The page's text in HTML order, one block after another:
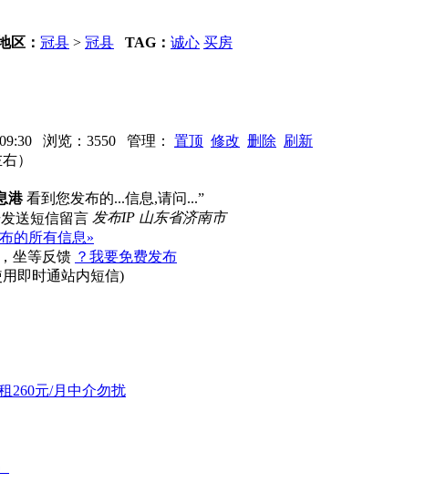
区： 冠县 > 冠县 TAG： 诚心 买房
浏览：3550 管理： 置顶 修改 删除 刷新
）
港看到您发布的...信息,请问...”
发布IP 山东省济南市
的所有信息»
坐等反馈 ？我要免费发布
即时通站内短信)
260元/月中介勿扰